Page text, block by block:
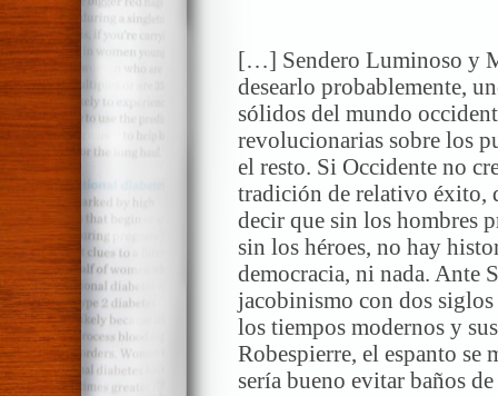
[…] Sendero Luminoso y
desearlo probablemente,
sólidos del mundo
revolucionarias sobre los
el resto. Si Occidente no
tradición de relativo éxito,
decir que sin los hombres
sin los héroes, no hay
democracia, ni nada. Ante
jacobinismo con dos
los tiempos modernos y
Robespierre, el espanto se
sería bueno evitar baños